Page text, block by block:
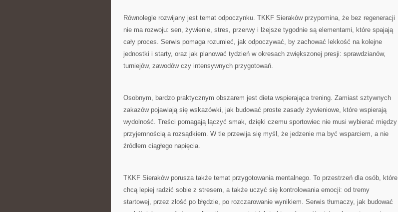
Równolegle rozwijany jest temat odpoczynku. TKKF Sieraków przypomina, że bez regeneracji
nie ma rozwoju: sen, żywienie, stres, przerwy i lżejsze tygodnie są elementami, które spajają
cały proces. Serwis pomaga rozumieć, jak odpoczywać, by zachować lekkość na kolejne
jednostki i starty, oraz jak planować tydzień w okresach zwiększonej presji: sprawdzianów,
turniejów, zawodów czy intensywnych przygotowań.
Osobnym, bardzo praktycznym obszarem jest dieta wspierająca trening. Zamiast sztywnych
zakazów pojawiają się wskazówki, jak budować proste zasady żywieniowe, które wspierają
wydolność. Treści pomagają łączyć smak, dzięki czemu sportowiec nie musi wybierać między
przyjemnością a rozsądkiem. W tle przewija się myśl, że jedzenie ma być wsparciem, a nie
źródłem ciągłego napięcia.
TKKF Sieraków porusza także temat przygotowania mentalnego. To przestrzeń dla osób, które
chcą lepiej radzić sobie z stresem, a także uczyć się kontrolowania emocji: od tremy
startowej, przez złość po błędzie, po rozczarowanie wynikiem. Serwis tłumaczy, jak budować